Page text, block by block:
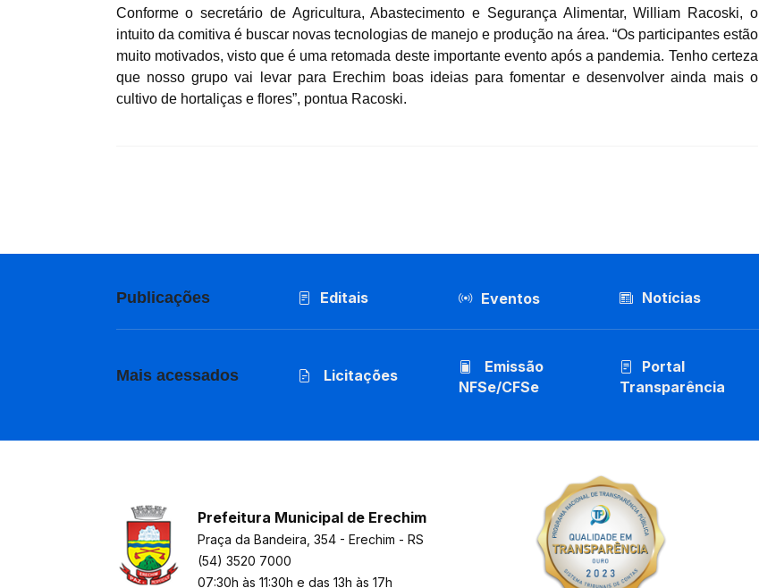
Conforme o secretário de Agricultura, Abastecimento e Segurança Alimentar, William Racoski, o
intuito da comitiva é buscar novas tecnologias de manejo e produção na área. “Os participantes estão
muito motivados, visto que é uma retomada deste importante evento após a pandemia. Tenho certeza
que nosso grupo vai levar para Erechim boas ideias para fomentar e desenvolver ainda mais o
cultivo de hortaliças e flores”, pontua Racoski.
Publicações Editais Eventos Notícias
Mais acessados Licitações
Emissão
NFSe/CFSe
Portal
Transparência
Prefeitura Municipal de Erechim
Praça da Bandeira, 354 - Erechim - RS
(54) 3520 7000
07:30h às 11:30h e das 13h às 17h